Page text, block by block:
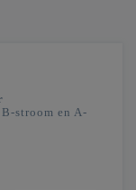
stroom en A-